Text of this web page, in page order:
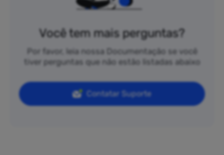
Você tem mais perguntas?
Por favor, leia nossa Documentação se você
tiver perguntas que não estão listadas abaixo
Contatar Suporte